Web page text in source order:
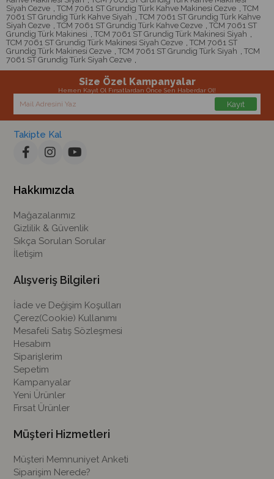
Siyah Cezve , TCM 7061 ST Grundig Türk Kahve Makinesi Cezve , TCM
7061 ST Grundig Türk Kahve Siyah , TCM 7061 ST Grundig Türk Kahve
Siyah Cezve , TCM 7061 ST Grundig Türk Kahve Cezve , TCM 7061 ST
Grundig Türk Makinesi , TCM 7061 ST Grundig Türk Makinesi Siyah ,
TCM 7061 ST Grundig Türk Makinesi Siyah Cezve , TCM 7061 ST
Grundig Türk Makinesi Cezve , TCM 7061 ST Grundig Türk Siyah , TCM
7061 ST Grundig Türk Siyah Cezve ,
Size Özel Kampanyalar
Hemen Kayıt Ol Fırsatlardan Önce Sen Haberdar Ol!
Kayıt
Takipte Kal
Hakkımızda
Mağazalarımız
Gizlilik & Güvenlik
Sıkça Sorulan Sorular
İletişim
Alışveriş Bilgileri
İade ve Değişim Koşulları
Çerez(Cookie) Kullanımı
Mesafeli Satış Sözleşmesi
Hesabım
Siparişlerim
Sepetim
Kampanyalar
Yeni Ürünler
Fırsat Ürünler
Müşteri Hizmetleri
Müşteri Memnuniyet Anketi
Siparişim Nerede?